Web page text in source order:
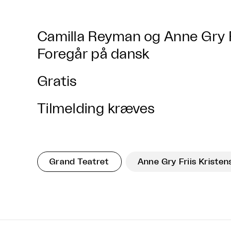
Camilla Reyman og Anne
Foregår på dansk
Gratis
Tilmelding kræves
Grand Teatret Anne Gry Friis